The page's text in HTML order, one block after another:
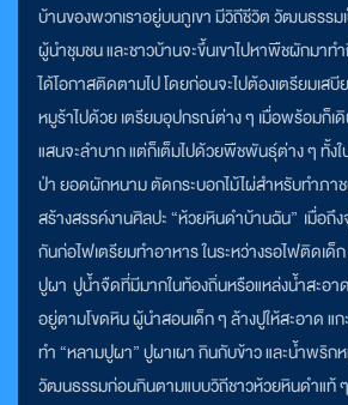
บ้านของพวกเราอยู่บนภูเขา มีวิถีชีวิต วัฒนธรร
ผู้นำชุมชน และชาวบ้านจะขึ้นเขาไปหาพืชผักมาท
ได้โอกาสติดตามไป โดยก่อนจะไปต้องเตรียมเส
หมูร้าไปด้วย เตรียมอุปกรณ์ต่าง ๆ เมื่อพร้อมก็เดิ
แสนจะลำบาก แต่ก็เต็มไปด้วยพืชพันธุ์ต่าง ๆ ทั้ง
ป่า ยอดผักหนาม ตัดกระบอกไม้ไผ่สำหรับทำภาช
สร้างสรรค์งานศิลปะ “ห้วยหินดำบ้านฉัน” เมื่อ
กันก่อไฟเตรียมทำอาหาร ในระหว่างรอไฟติดเ
ปูผา ปูน้ำจืดที่มีมากในท้องถิ่นหรือแหล่งน้ำสะอ
อยู่ตามโขดหิน ผู้นำสอนเด็ก ๆ ล้างปูให้สะอาด แ
ทำ “หลามปูผา” ปูผาเผา กินกับข้าว และน้ำพริก
วัฒนธรรมก่อนกินตามแบบวิถีชาวห้วยหินดำแท้ ๆ